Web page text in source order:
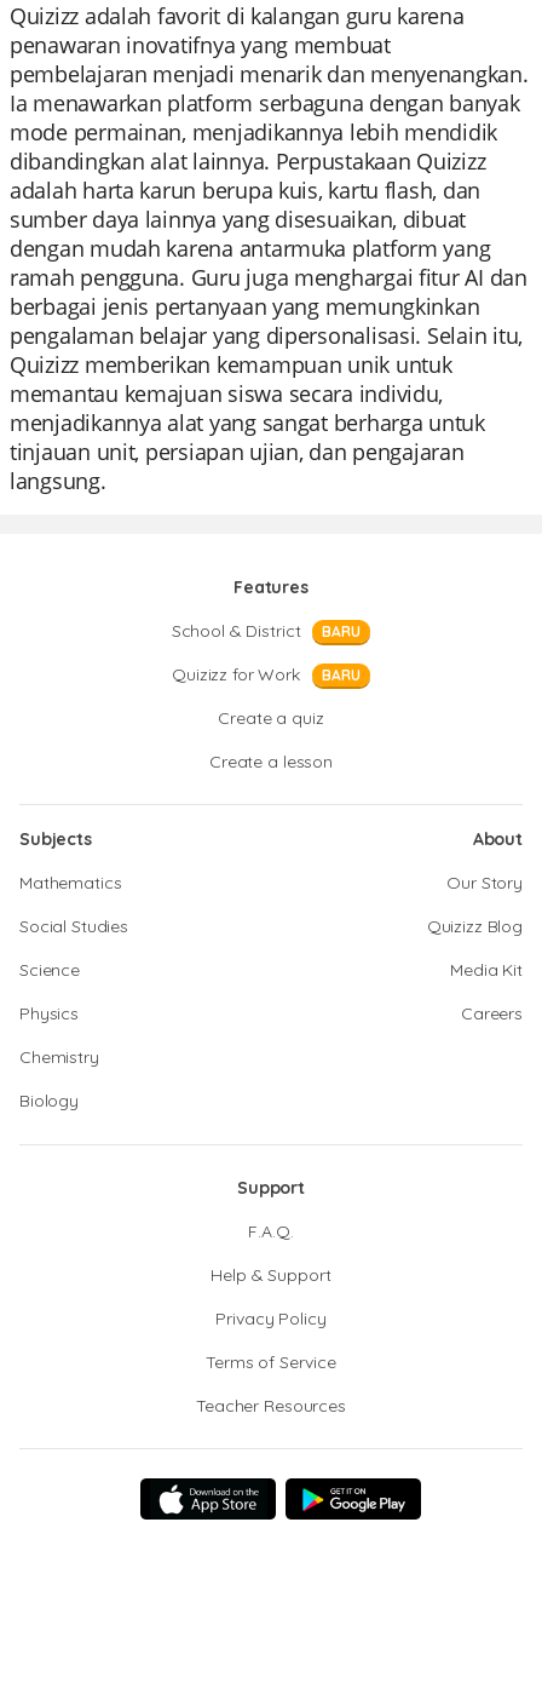
Quizizz adalah favorit di kalangan guru karena
penawaran inovatifnya yang membuat
pembelajaran menjadi menarik dan menyenangkan.
Ia menawarkan platform serbaguna dengan banyak
mode permainan, menjadikannya lebih mendidik
dibandingkan alat lainnya. Perpustakaan Quizizz
adalah harta karun berupa kuis, kartu flash, dan
sumber daya lainnya yang disesuaikan, dibuat
dengan mudah karena antarmuka platform yang
ramah pengguna. Guru juga menghargai fitur AI dan
berbagai jenis pertanyaan yang memungkinkan
pengalaman belajar yang dipersonalisasi. Selain itu,
Quizizz memberikan kemampuan unik untuk
memantau kemajuan siswa secara individu,
menjadikannya alat yang sangat berharga untuk
tinjauan unit, persiapan ujian, dan pengajaran
langsung.
Features
School & District
BARU
Quizizz for Work BARU
Create a quiz
Create a lesson
Subjects
Mathematics
Social Studies
Science
Physics
Chemistry
Biology
About
Our Story
Quizizz Blog
Media Kit
Careers
Support
F.A.Q.
Help & Support
Privacy Policy
Terms of Service
Teacher Resources